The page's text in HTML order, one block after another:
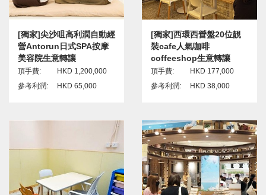
[獨家]尖沙咀高利潤自動經
營Antorun日式SPA按摩
美容院生意轉讓
頂手費:
HKD 1,200,000
參考利潤:
HKD 65,000
[獨家]西環西營盤20位靚
裝cafe人氣咖啡
coffeeshop生意轉讓
頂手費:
HKD 177,000
參考利潤:
HKD 38,000